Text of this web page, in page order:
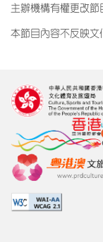
主辦機構有權更改節
本節目內容不反映文